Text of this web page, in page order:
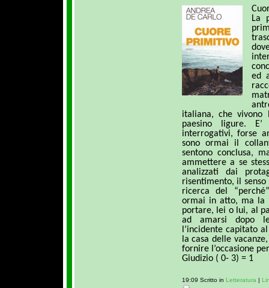
La
ed
italiana, che vivono
paesino ligure.
interrogativi, forse
sono ormai il
sentono conclusa,
ammettere a se
analizzati dai
risentimento, il
ricerca del
ormai in atto, ma la
portare, lei o lui, al
ad amarsi dopo le
l’incidente capitato
la casa delle
fornire l’occasione
Giudizio ( 0- 3) = 1
19:09 Scritto in Letteratura |